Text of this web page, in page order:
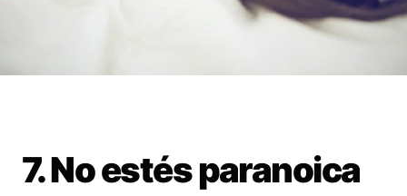
7. No estés paranoica